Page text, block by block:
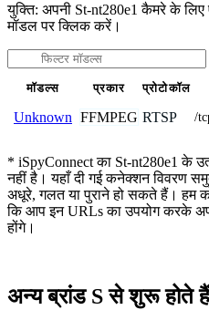
युक्ति: अपनी St-nt280e1 कैमरे के
मॉडल पर क्लिक करें।
मॉडल्स प्रकार प्रोटोकॉल
Unknown FFMPEG RTSP /
* iSpyConnect का St-nt280e1 के
नहीं है। यहाँ दी गई कनेक्शन विवरण
अधूरे, गलत या पुराने हो सकते हैं। हम
कि आप इन URLs का उपयोग करके
होंगे।
अन्य ब्रांड S से शुरू होते हैं